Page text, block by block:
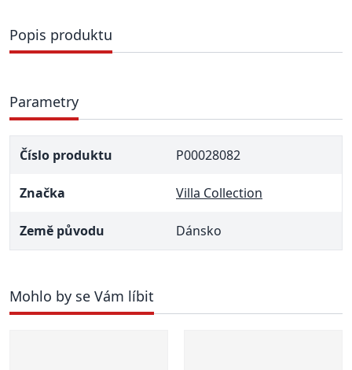
Popis produktu
Parametry
Číslo produktu P00028082
Značka Villa Collection
Země původu Dánsko
Mohlo by se Vám líbit